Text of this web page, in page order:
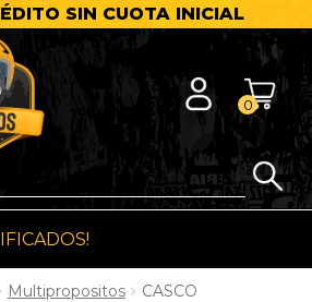
SIN CUOTA INICIAL
0
Multipropositos
CASCO